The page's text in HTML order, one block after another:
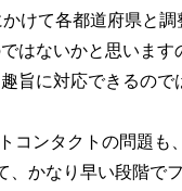
けて各都道府県と調
はないかと思います
旨に対応できるので
コンタクトの問題も
、かなり早い段階で